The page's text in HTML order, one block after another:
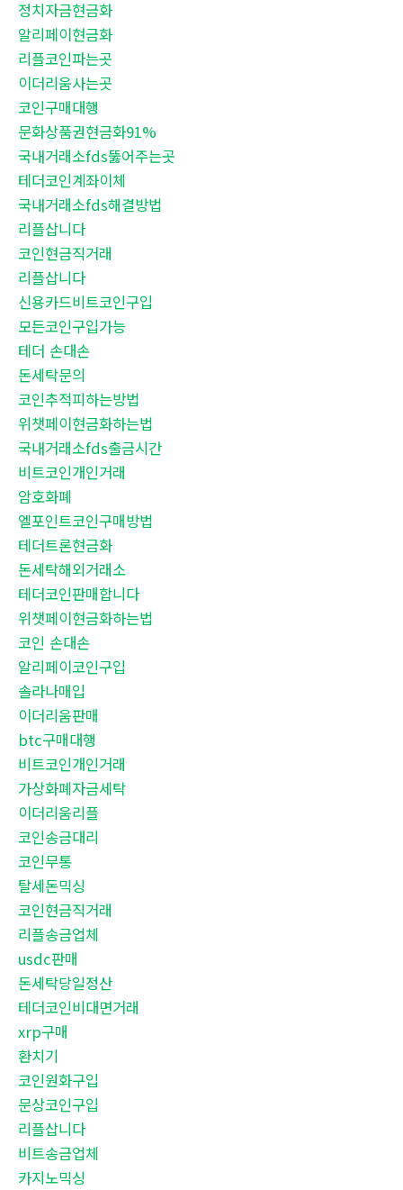
정치자금현금화
알리페이현금화
리플코인파는곳
이더리움사는곳
코인구매대행
문화상품권현금화91%
국내거래소fds뚫어주는곳
테더코인계좌이체
국내거래소fds해결방법
리플삽니다
코인현금직거래
리플삽니다
신용카드비트코인구입
모든코인구입가능
테더 손대손
돈세탁문의
코인추적피하는방법
위챗페이현금화하는법
국내거래소fds출금시간
비트코인개인거래
암호화폐
엘포인트코인구매방법
테더트론현금화
돈세탁해외거래소
테더코인판매합니다
위챗페이현금화하는법
코인 손대손
알리페이코인구입
솔라나매입
이더리움판매
btc구매대행
비트코인개인거래
가상화폐자금세탁
이더리움리플
코인송금대리
코인무통
탈세돈믹싱
코인현금직거래
리플송금업체
usdc판매
돈세탁당일정산
테더코인비대면거래
xrp구매
환치기
코인원화구입
문상코인구입
리플삽니다
비트송금업체
카지노믹싱